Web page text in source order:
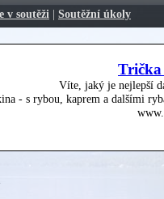
v soutěži | Soutěžní úkoly
Víte, jaký je nejlepší
- s rybou, kaprem a dalšími